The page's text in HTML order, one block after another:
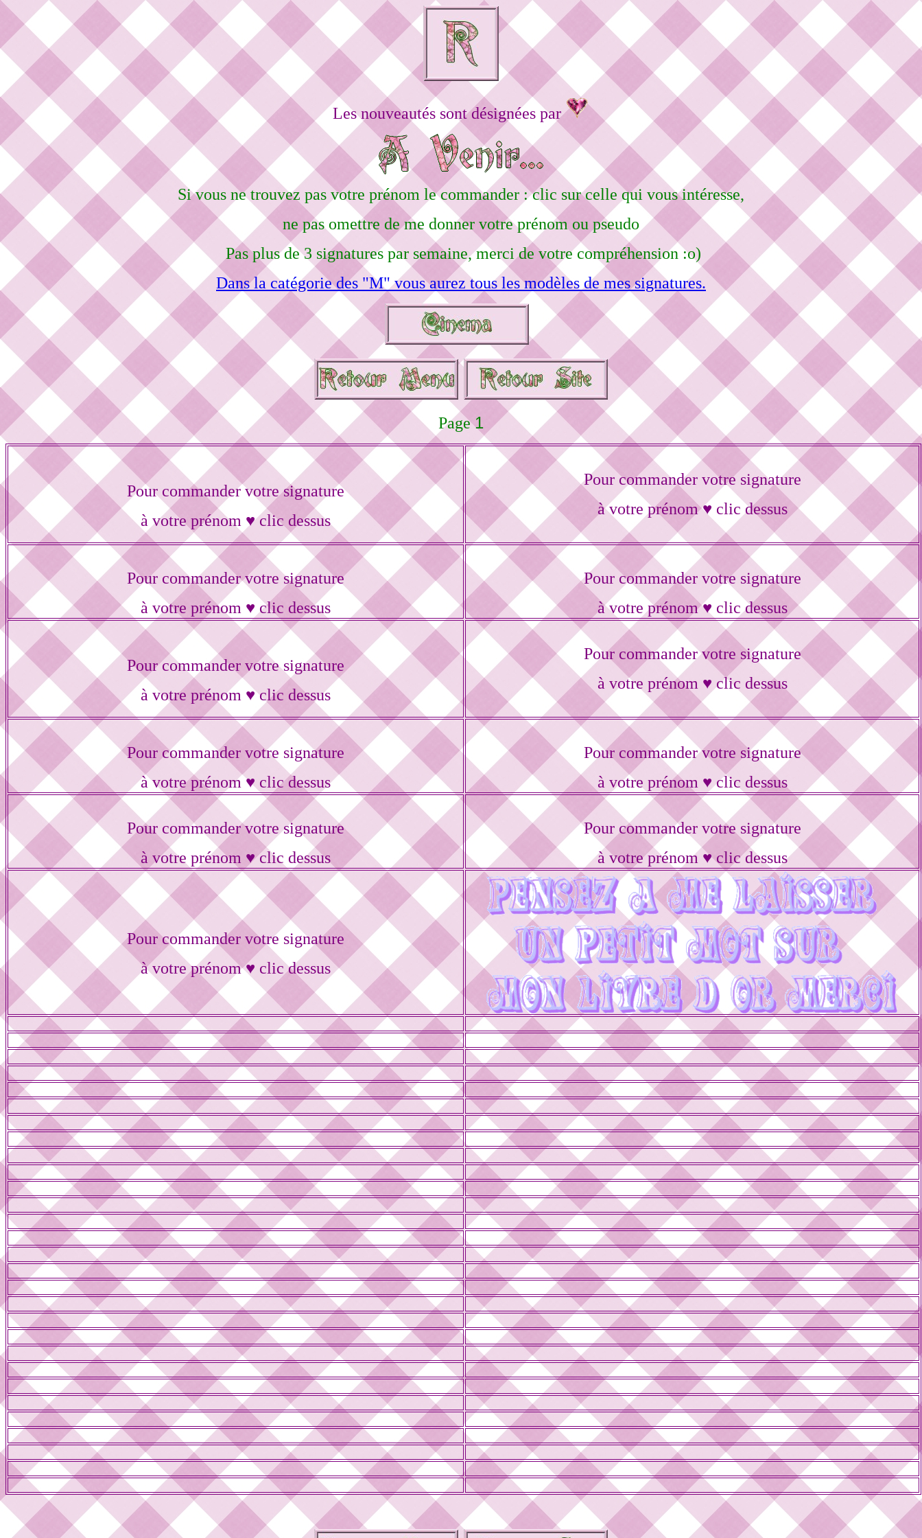
Les nouveautés sont désignées par
Si vous ne trouvez pas votre prénom le commander : clic sur celle qui vous intéresse,
ne pas omettre de me donner votre prénom ou pseudo
Pas plus de 3 signatures par semaine, merci de votre compréhension :o)
Dans la catégorie des "M" vous aurez tous les modèles de mes signatures.
Page1
Pour commander votre signature
à votre prénom ♥ clic dessus
Pour commander votre signature
à votre prénom ♥ clic dessus
Pour commander votre signature
à votre prénom ♥ clic dessus
Pour commander votre signature
à votre prénom ♥ clic dessus
Pour commander votre signature
à votre prénom ♥ clic dessus
Pour commander votre signature
à votre prénom ♥ clic dessus
Pour commander votre signature
à votre prénom ♥ clic dessus
Pour commander votre signature
à votre prénom ♥ clic dessus
Pour commander votre signature
à votre prénom ♥ clic dessus
Pour commander votre signature
à votre prénom ♥ clic dessus
Pour commander votre signature
à votre prénom ♥ clic dessus